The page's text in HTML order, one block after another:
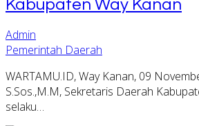
Kabupaten Way Kanan
Admin
Pemerintah Daerah
WARTAMU.ID, Way Kanan, 09
S.Sos.,M.M, Sekretaris Daerah
selaku…